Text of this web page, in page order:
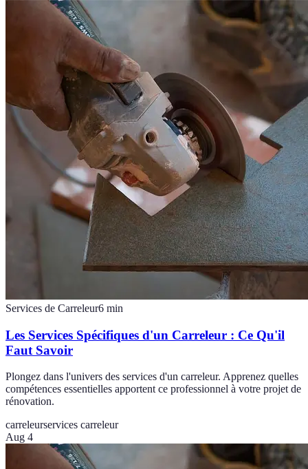
Services de Carreleur6 min
Les Services Spécifiques d'un Carreleur : Ce Qu'il
Faut Savoir
Plongez dans l'univers des services d'un carreleur. Apprenez quelles
compétences essentielles apportent ce professionnel à votre projet de
rénovation.
carreleurservices carreleur
Aug 4